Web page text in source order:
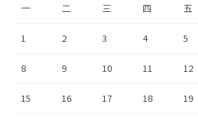
一
二 三 四 五
1 2 3 4 5
8 9 10 11 12
15 16 17 18 19